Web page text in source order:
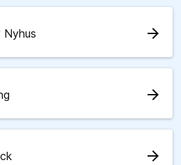
arrow_forward
arrow_forward
arrow_forward